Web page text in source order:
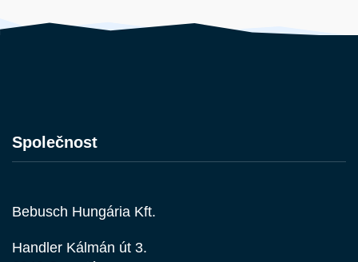
Společnost
Bebusch Hungária Kft.
Handler Kálmán út 3.